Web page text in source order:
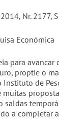
Nr. 2177,
Económica
para
proptie o
de
a completar